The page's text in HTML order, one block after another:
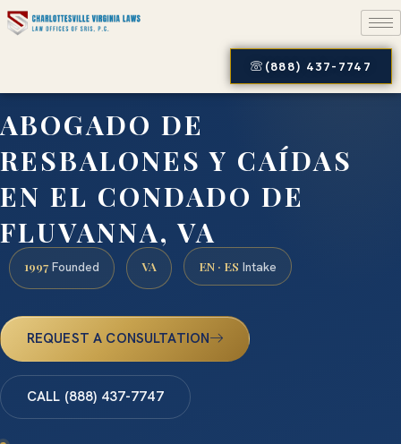
(888) 437-7747
ABOGADO DE
RESBALONES Y CAÍDAS
EN EL CONDADO DE
FLUVANNA, VA
1997 Founded VA EN · ES Intake
REQUEST A CONSULTATION
CALL (888) 437-7747